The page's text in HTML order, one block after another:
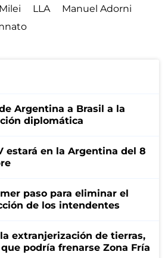
LLA
Manuel Adorni
Argentina a Brasil a la
diplomática
estará en la Argentina del 8
paso para eliminar el
de los intendentes
extranjerización de tierras,
podría frenarse Zona Fría